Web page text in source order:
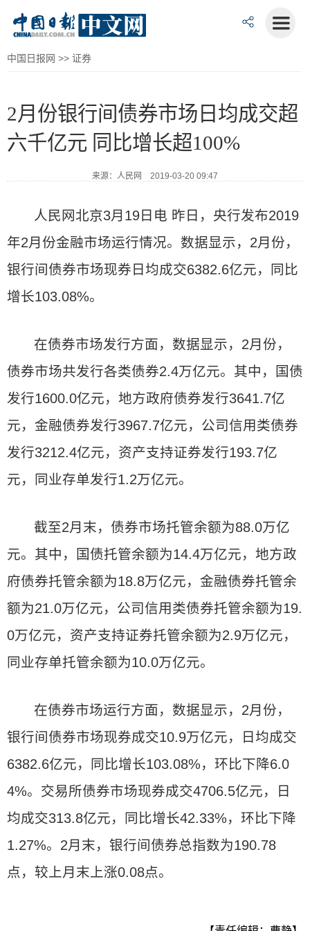
中国日报网 >> 证券
2月份银行间债券市场日均成交超
六千亿元 同比增长超100%
来源：人民网 2019-03-20 09:47
人民网北京3月19日电 昨日，央行发布2019
年2月份金融市场运行情况。数据显示，2月份，
银行间债券市场现券日均成交6382.6亿元，同比
增长103.08%。
在债券市场发行方面，数据显示，2月份，
债券市场共发行各类债券2.4万亿元。其中，国债
发行1600.0亿元，地方政府债券发行3641.7亿
元，金融债券发行3967.7亿元，公司信用类债券
发行3212.4亿元，资产支持证券发行193.7亿
元，同业存单发行1.2万亿元。
截至2月末，债券市场托管余额为88.0万亿
元。其中，国债托管余额为14.4万亿元，地方政
府债券托管余额为18.8万亿元，金融债券托管余
额为21.0万亿元，公司信用类债券托管余额为19.
0万亿元，资产支持证券托管余额为2.9万亿元，
同业存单托管余额为10.0万亿元。
在债券市场运行方面，数据显示，2月份，
银行间债券市场现券成交10.9万亿元，日均成交
6382.6亿元，同比增长103.08%，环比下降6.0
4%。交易所债券市场现券成交4706.5亿元，日
均成交313.8亿元，同比增长42.33%，环比下降
1.27%。2月末，银行间债券总指数为190.78
点，较上月末上涨0.08点。